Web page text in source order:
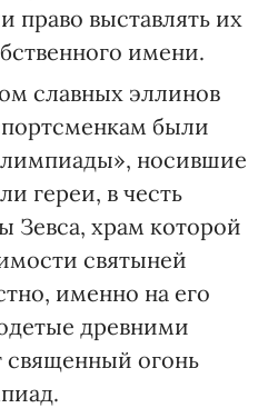
право выставлять их
имени.
славных эллинов
были
носившие
гереи, в честь
Зевса, храм которой
святыней
именно на его
древними
огонь